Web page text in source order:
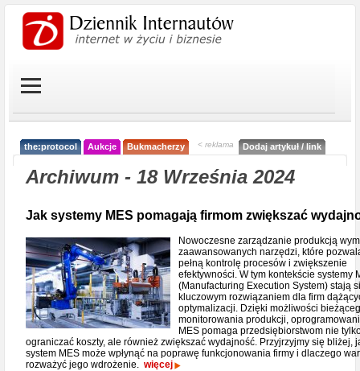
the:protocol Aukcje Bukmacherzy < reklama Dodaj artykuł / link
Archiwum - 18 Września 2024
Jak systemy MES pomagają firmom zwiększać
Nowoczesne zarządzanie produkcją
zaawansowanych narzędzi, które
pełną kontrolę procesów i zwiększenie
efektywności. W tym kontekście systemy
(Manufacturing Execution System) stają
kluczowym rozwiązaniem dla firm
optymalizacji. Dzięki możliwości
monitorowania produkcji,
MES pomaga przedsiębiorstwom nie
ograniczać koszty, ale również zwiększać wydajność. Przyjrzyjmy się bliżej,
system MES może wpłynąć na poprawę funkcjonowania firmy i dlaczego
rozważyć jego wdrożenie. więcej